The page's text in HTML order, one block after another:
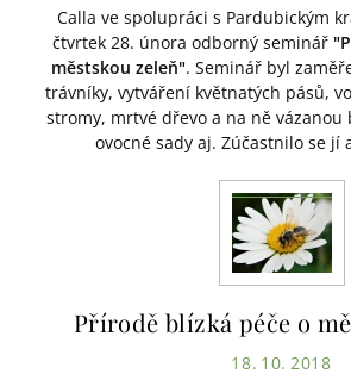
Calla ve spolupráci s Pardubickým
čtvrtek 28. února odborný seminář
městskou zeleň". Seminář byl
trávníky, vytváření květnatých pásů,
stromy, mrtvé dřevo a na ně
ovocné sady aj. Zúčastnilo se jí
Přírodě blízká péče o
18. 10. 2018